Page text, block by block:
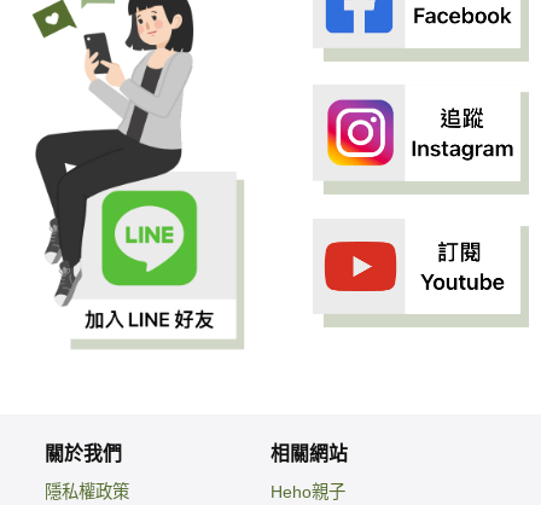
關於我們
隱私權政策
相關網站
Heho親子